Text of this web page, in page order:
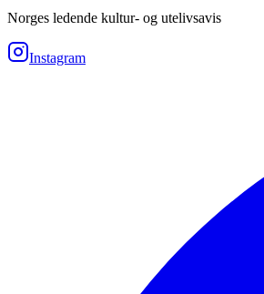
Norges ledende kultur- og utelivsavis
Instagram